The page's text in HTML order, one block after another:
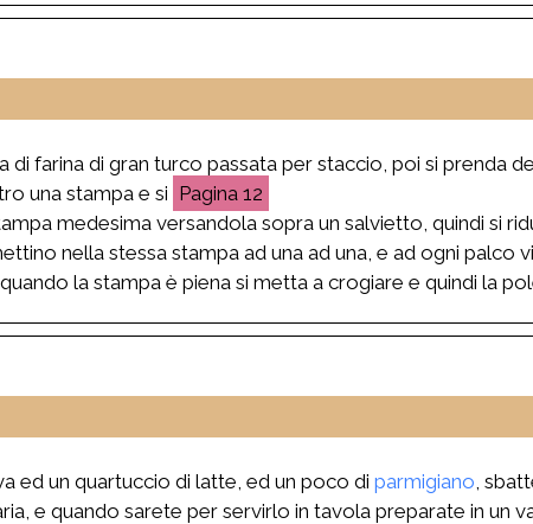
di farina di gran turco passata per staccio, poi si prenda
una stampa e si
12
medesima versandola sopra un salvietto, quindi si
nella stessa stampa ad una ad una, e ad ogni palco
la stampa è piena si metta a crogiare e quindi la
ed un quartuccio di latte, ed un poco di parmigiano ,
e quando sarete per servirlo in tavola preparate in un